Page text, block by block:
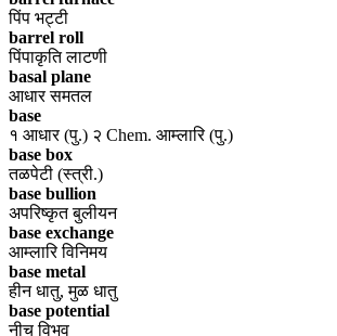
पिंप भट्टी
barrel roll
पिंपाकृति लाटणी
basal plane
आधार समतल
base
१ आधार (पु.) २ Chem. आम्लारि (पु.)
base box
तळपेटी (स्त्री.)
base bullion
अपरिष्कृत बुलीयन
base exchange
आम्लारि विनिमय
base metal
हीन धातु, मुळ धातु
base potential
नीच विभव